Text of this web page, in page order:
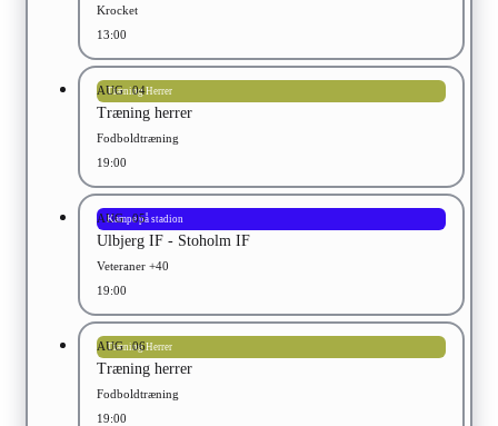
Krocket
13:00
Træning Herrer
AUG 04
Træning herrer
Fodboldtræning
19:00
Kampe på stadion
AUG 05
Ulbjerg IF - Stoholm IF
Veteraner +40
19:00
Træning Herrer
AUG 06
Træning herrer
Fodboldtræning
19:00